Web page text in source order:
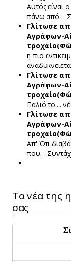
Αυτός είναι
πάνω από…
Γλίτωσε
Αγράφων-
η πιο
Γλίτωσε
Αγράφων-
Παλιό
Γλίτωσε
Αγράφων-
Απ' Ότι
που…
Τα νέα της
σας